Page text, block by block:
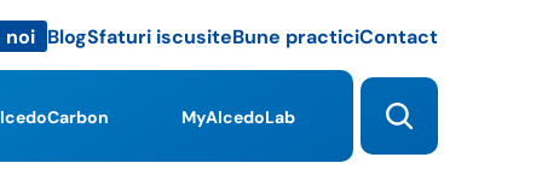
MyAlcedoLab
noi BlogSfaturi iscusiteBune practiciContact